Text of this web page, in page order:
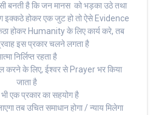
बनती है कि जन मानस को भड़का उठे तथा
इक्कठे होकर एक जुट हो तो ऐसे Evidence
होकर Humanity के लिए कार्य करे, तब
इस प्रकार चलने लगता है
निर्लिप्त रहता है
करने के लिए, ईश्वर से Prayer भर किया
जाता है
एक प्रकार का सहयोग है
तब उचित समाधान होगा / न्याय मिलेगा